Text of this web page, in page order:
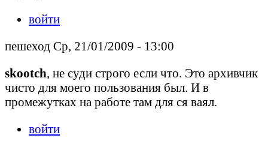
войти
пешеход Ср, 21/01/2009 - 13:00
skootch, не суди строго если что. Это архивчик
чисто для моего пользования был. И в
промежутках на работе там для ся ваял.
войти